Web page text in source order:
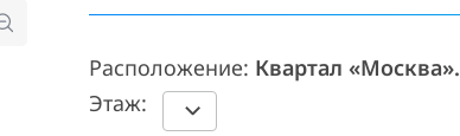
Расположение: Квартал
Этаж: